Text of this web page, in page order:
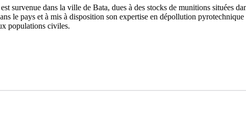
survenue dans la ville de Bata, dues à des stocks de munitions situées
le pays et à mis à disposition son expertise en dépollution
populations civiles.